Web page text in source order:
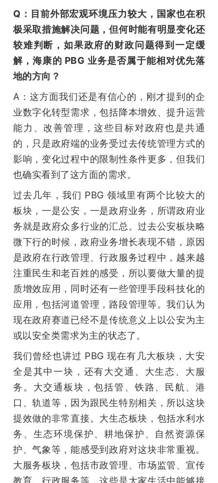
Q：目前外部宏观环境压力较大，国家也在积
极采取措施解决问题，但何时能有明显变化还
较难判断，如果政府的财政问题得到一定缓
解，海康的 PBG 业务是否属于能相对优先落
地的方向？
A：这方面我们还是有信心的，刚才提到的企
业数字化转型需求，包括降本增效、提升运营
能力、改善管理，这些目标对政府也是共通
的，只是政府端的业务受过去传统管理方式的
影响，变化过程中的限制性条件更多，但我们
也确实看到了这方面的需求。
过去几年，我们 PBG 领域里有两个比较大的
板块，一是公安，一是政府业务，所谓政府业
务就是政府众多行业的汇总。过去公安板块略
微下行的时候，政府业务增长表现不错，原因
是政府在行政管理、行政服务过程中，越来越
注重民生和老百姓的感受，所以要做大量的提
质增效应用，同时还有一些管理手段科技化的
应用，包括河道管理，路段管理等。我们认为
现在政府赛道已经不是传统意义上以公安为主
或以安全类需求为主的状态了。
我们曾经也讲过 PBG 现在有几大板块，大安
全是其中一块，还有大交通、大生态、大服
务。大交通板块，包括管、铁路、民航、港
口、轨道等，因为跟民生特别相关，所以这块
提效做的非常直接。大生态板块，包括水利水
务、生态环境保护、耕地保护、自然资源保
护、气象等，能感受到政府对这块非常重视。
大服务板块，包括市政管理、市场监管、宣传
教育、行政服务等，这些是大家生活中能够接